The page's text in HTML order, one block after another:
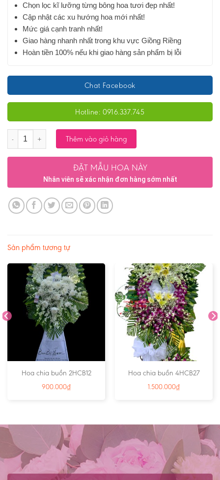
Chọn lọc kĩ lưỡng từng bông hoa tươi đẹp nhất!
Cập nhật các xu hướng hoa mới nhất!
Mức giá cạnh tranh nhất!
Giao hàng nhanh nhất trong khu vực Giồng Riềng
Hoàn tiền 100% nếu khi giao hàng sản phẩm bị lỗi
Chat Facebook
Hotline: 0916.337.745
Số lượng Thêm vào giỏ hàng
ĐẶT MẪU HOA NÀY
Nhân viên sẽ xác nhận đơn hàng sớm nhất
Sản phẩm tương tự
Hoa chia buồn 2HCB12
900.000₫
Hoa chia buồn 4HCB27
1.500.000₫